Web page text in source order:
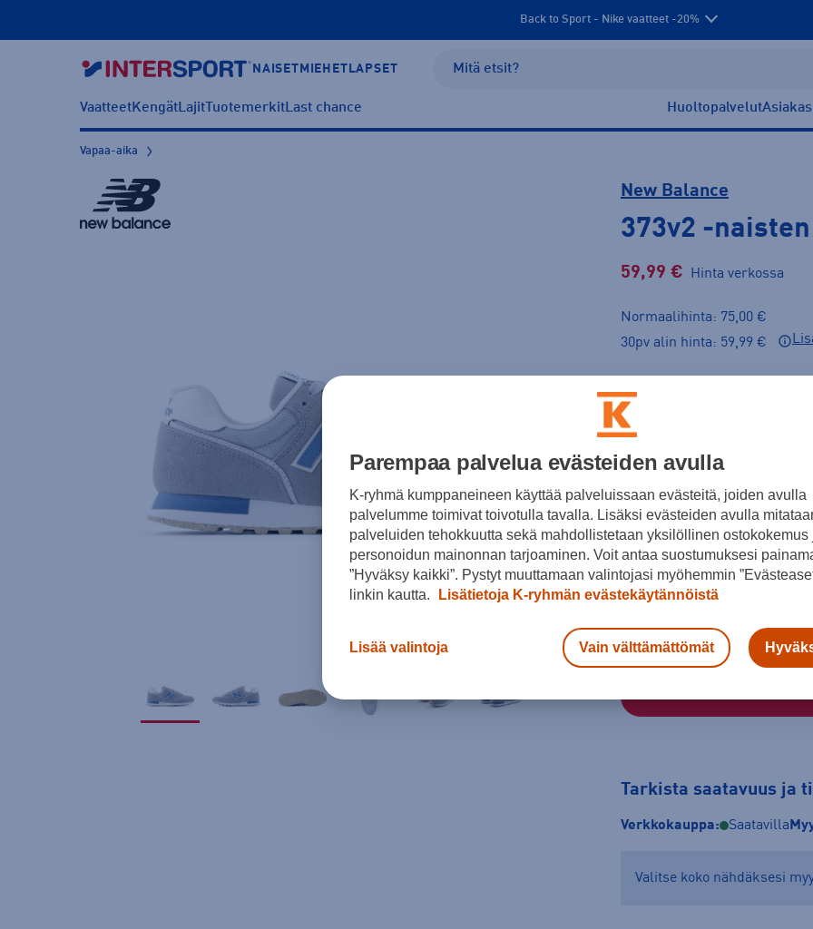
Back to Sport - Nike vaatteet -20%
NAISET MIEHET LAPSET
VaatteetKengätLajitTuotemerkitLast chance Huoltopalvelut
Vapaa-aika
New Balance
373v2 -
59,99 € Hinta verkossa
Normaalihinta: 75,00 €
30pv alin hinta: 59,99 €
Harmaa
Koko
35 36 36,5
41 41,5
Tarkista saatavuus ja
Verkkokauppa: Saatavilla
Valitse koko nähdäksesi
Parempaa palvelua evästeiden avulla
K-ryhmä kumppaneineen käyttää palveluissaan evästeitä, joiden avulla
palvelumme toimivat toivotulla tavalla. Lisäksi evästeiden avulla
palveluiden tehokkuutta sekä mahdollistetaan yksilöllinen ostokokemus
personoidun mainonnan tarjoaminen. Voit antaa suostumuksesi
”Hyväksy kaikki”. Pystyt muuttamaan valintojasi myöhemmin
linkin kautta.
Lisätietoja K-ryhmän evästekäytännöistä
Lisää valintoja Vain välttämättömät